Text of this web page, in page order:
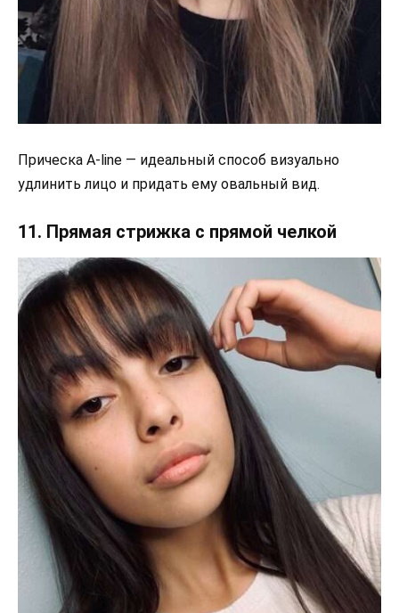
Прическа A-line — идеальный способ визуально
удлинить лицо и придать ему овальный вид.
11. Прямая стрижка с прямой челкой